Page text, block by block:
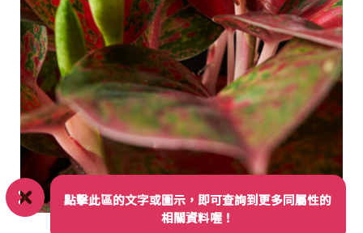
點擊此區的文字或圖示，即可查詢到更多同屬性的
相關資料喔！